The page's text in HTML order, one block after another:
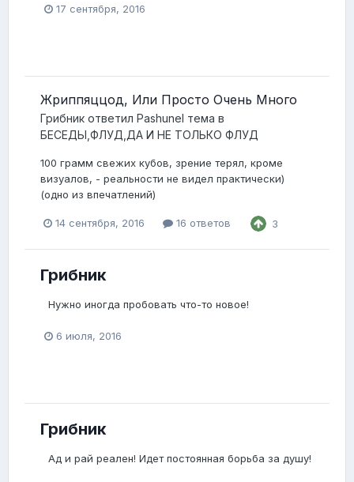
17 сентября, 2016
Жриппяццод, Или Просто Очень Много
Грибник ответил Pashunel тема в
БЕСЕДЫ,ФЛУД,ДА И НЕ ТОЛЬКО ФЛУД
100 грамм свежих кубов, зрение терял, кроме
визуалов, - реальности не видел практически)
(одно из впечатлений)
14 сентября, 2016 16 ответов 3
Грибник
Нужно иногда пробовать что-то новое!
6 июля, 2016
Грибник
Ад и рай реален! Идет постоянная борьба за душу!